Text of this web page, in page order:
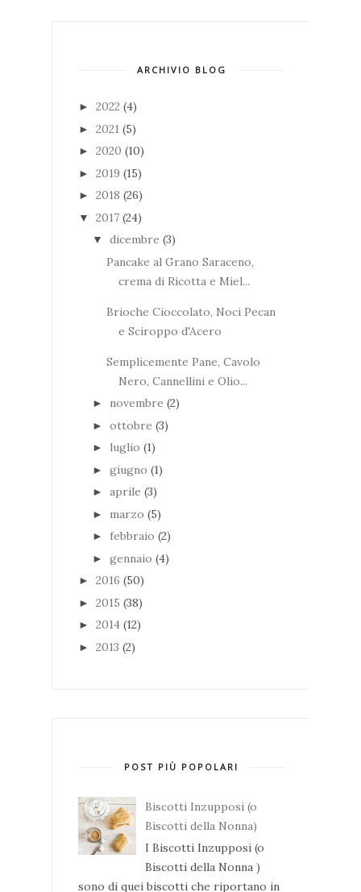
ARCHIVIO BLOG
► 2022 (4)
► 2021 (5)
► 2020 (10)
► 2019 (15)
► 2018 (26)
▼ 2017 (24)
▼ dicembre (3)
Pancake al Grano Saraceno,
crema di Ricotta e Miel...
Brioche Cioccolato, Noci Pecan
e Sciroppo d'Acero
Semplicemente Pane, Cavolo
Nero, Cannellini e Olio...
► novembre (2)
► ottobre (3)
► luglio (1)
► giugno (1)
► aprile (3)
► marzo (5)
► febbraio (2)
► gennaio (4)
► 2016 (50)
► 2015 (38)
► 2014 (12)
► 2013 (2)
POST PIÙ POPOLARI
Biscotti Inzupposi (o
Biscotti della Nonna)
I Biscotti Inzupposi (o
Biscotti della Nonna )
sono di quei biscotti che riportano in